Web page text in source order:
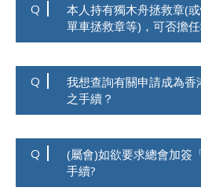
Q
本人持有獨木舟拯救章(
單車拯救章等)，可否擔
Q
我想查詢有關申請成為香
之手續？
Q
(屬會)如欲要求總會加簽
手續?